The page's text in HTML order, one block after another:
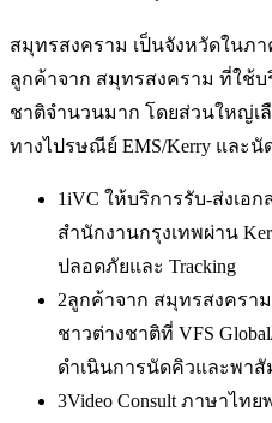
สมุทรสงคราม เป็นจังหวัดในภ
ลูกค้าจาก สมุทรสงคราม ที่ใช้
ชาติจำนวนมาก โดยส่วนใหญ่เ
ทางไปรษณีย์ EMS/Kerry และ
1iVC ให้บริการรับ-ส่งเอ
สำนักงานกรุงเทพผ่าน
ปลอดภัยและ Tracking
2ลูกค้าจาก สมุทรสงครา
ชาวต่างชาติที่ VFS
ดำเนินการนัดคิวและพา
3Video Consult ภาษาไท